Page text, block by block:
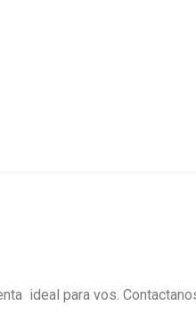
ideal para vos.